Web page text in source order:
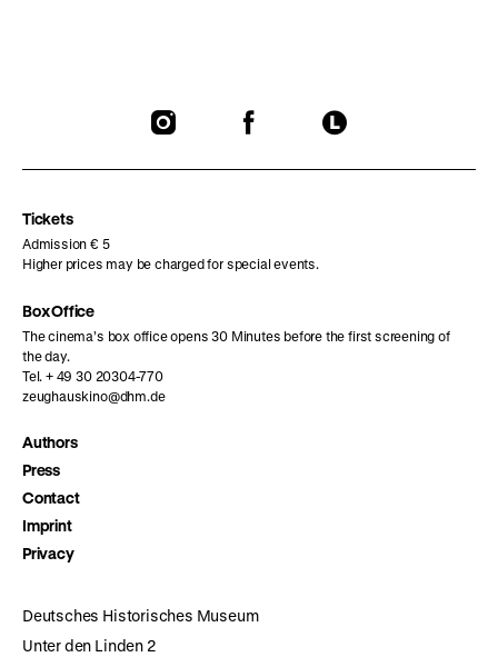
To
To
To
Tickets
Admission € 5
Higher prices may be charged for special events.
Box Office
The cinema’s box office opens 30 Minutes before the first screening of
the day.
Tel. + 49 30 20304-770
zeughauskino@dhm.de
Authors
Press
Contact
Imprint
Privacy
Deutsches Historisches Museum
Unter den Linden 2